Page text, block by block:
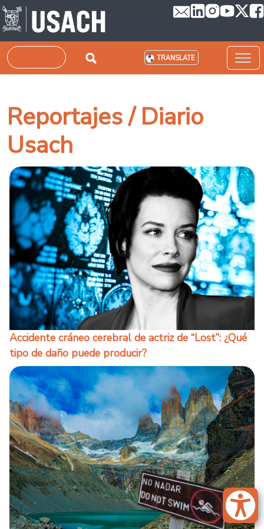
Skip to main content
Search TRANSLATE
Reportajes / Diario
Usach
Accidente cráneo cerebral de actriz de “Lost”: ¿Qué
tipo de daño puede producir?